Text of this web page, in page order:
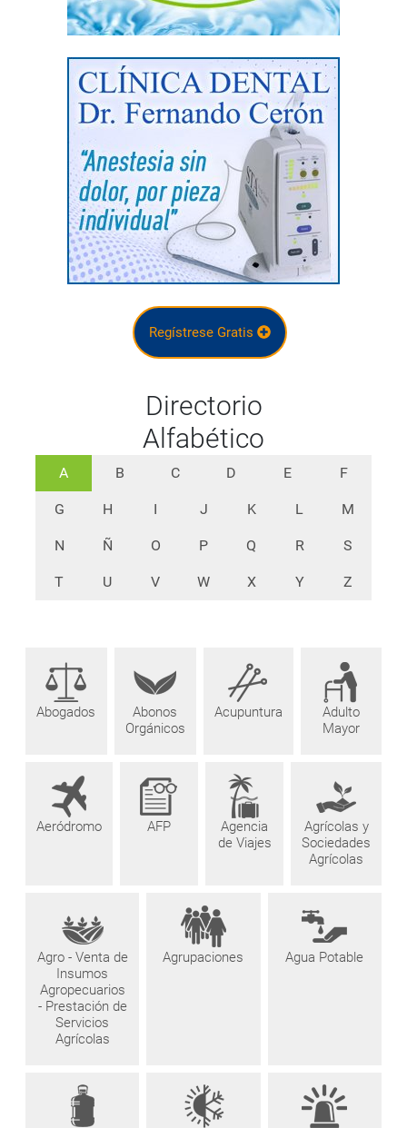
Regístrese Gratis
Directorio
Alfabético
A B C D E F
G H I J K L M
N Ñ O P Q R S
T U V W X Y Z
Abogados
Abonos
Orgánicos
Acupuntura
Adulto
Mayor
Aeródromo AFP
Agencia
de Viajes
Agrícolas y
Sociedades
Agrícolas
Agro - Venta de
Insumos
Agropecuarios
- Prestación de
Servicios
Agrícolas
Agrupaciones Agua Potable